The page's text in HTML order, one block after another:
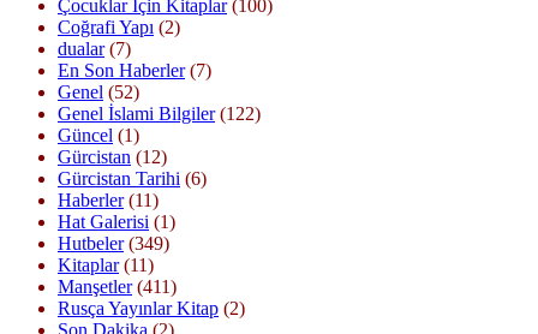
Çocuklar İçin Kitaplar(100)
Coğrafi Yapı (2)
dualar(7)
En Son Haberler(7)
Genel (52)
Genel İslami Bilgiler(122)
Güncel (1)
Gürcistan (12)
Gürcistan Tarihi (6)
Haberler(11)
Hat Galerisi (1)
Hutbeler(349)
Kitaplar(11)
Manşetler(411)
Rusça Yayınlar Kitap (2)
Son Dakika (2)